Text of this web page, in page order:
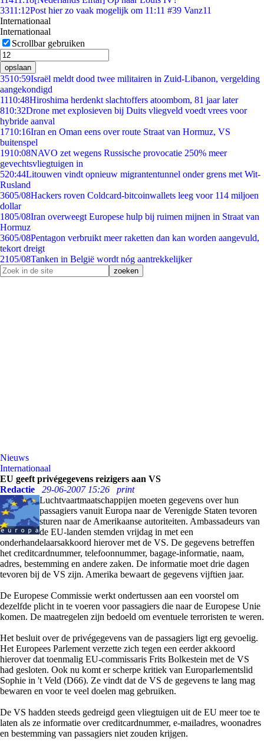
3311:12Post hier zo vaak mogelijk om 11:11 #39 Vanz11
Internationaal
Internationaal
Scrollbar gebruiken
opslaan
3510:59Israël meldt dood twee militairen in Zuid-Libanon, vergelding
aangekondigd
1110:48Hiroshima herdenkt slachtoffers atoombom, 81 jaar later
810:32Drone met explosieven bij Duits vliegveld voedt vrees voor
hybride aanval
1710:16Iran en Oman eens over route Straat van Hormuz, VS
buitenspel
1910:08NAVO zet wegens Russische provocatie 250% meer
gevechtsvliegtuigen in
520:44Litouwen vindt opnieuw migrantentunnel onder grens met Wit-
Rusland
3605/08Hackers roven Coldcard-bitcoinwallets leeg voor 114 miljoen
dollar
1805/08Iran overweegt Europese hulp bij ruimen mijnen in Straat van
Hormuz
3605/08Pentagon verbruikt meer raketten dan kan worden aangevuld,
tekort dreigt
2105/08Tanken in België wordt nóg aantrekkelijker
Nieuws
Internationaal
EU geeft privégegevens reizigers aan VS
Redactie
29-06-2007 15:26
print
Luchtvaartmaatschappijen moeten gegevens over hun
passagiers vanuit Europa naar de Verenigde Staten tevoren
sturen naar de Amerikaanse autoriteiten. Ambassadeurs van
de EU-landen stemden vrijdag in met een
onderhandelaarsakkoord hierover met de VS. De gegevens betreffen
het creditcardnummer, telefoonnummer, bagage-informatie, naam,
adres, bestemming en andere zaken. De informatie moet drie dagen
tevoren bij de VS zijn. Amerika bewaart de gegevens vijftien jaar.
De Europese Commissie werkt ondertussen aan een voorstel om
dezelfde plicht in te voeren voor passagiers die naar de Europese Unie
komen. De maatregelen zijn bedoeld om eventuele terroristen te weren.
Het besluit over de privégegevens van de passagiers ligt erg gevoelig.
Het Europees Parlement verzette zich tegen een eerder akkoord
hierover dat toenmalig EU-commissaris Frits Bolkestein met de VS
had gesloten. Ook nu komt er scherpe kritiek van Europarlementslid
Sophie in 't Veld (D66). Ze vindt dat de VS de gegevens te lang mag
bewaren en voor te veel doelen mag gebruiken.
De VS hadden steeds gedreigd geen vliegtuigen uit de EU meer toe te
laten als ze informatie over creditcardnummer, e-mailadres, woonadres
en bestemming van passagiers niet zouden krijgen.